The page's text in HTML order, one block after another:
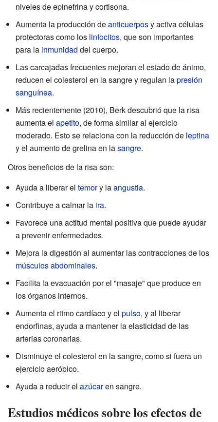
niveles de epinefrina y cortisona.
Aumenta la producción deanticuerposy activa células
protectoras como los linfocitos, que son importantes
para la inmunidad del cuerpo.
Las carcajadas frecuentes mejoran el estado de ánimo,
reducen el colesterol en la sangre y regulan lapresión
sanguínea.
Más recientemente (2010), Berk descubrió que la risa
aumenta el apetito, de forma similar al ejercicio
moderado. Esto se relaciona con la reducción de leptina
y el aumento de grelina en lasangre.
Otros beneficios de la risa son:
Ayuda a liberar el temory laangustia.
Contribuye a calmar la ira.
Favorece una actitud mental positiva que puede ayudar
a prevenir enfermedades.
Mejora la digestión al aumentar las contracciones de los
músculosabdominales.
Facilita la evacuación por el "masaje" que produce en
los órganos internos.
Aumenta el ritmo cardíaco y el pulso, y al liberar
endorfinas, ayuda a mantener la elasticidad de las
arterias coronarias.
Disminuye el colesterol en la sangre, como si fuera un
ejercicio aeróbico.
Ayuda a reducir el azúcaren sangre.
Estudios médicos sobre los efectos de